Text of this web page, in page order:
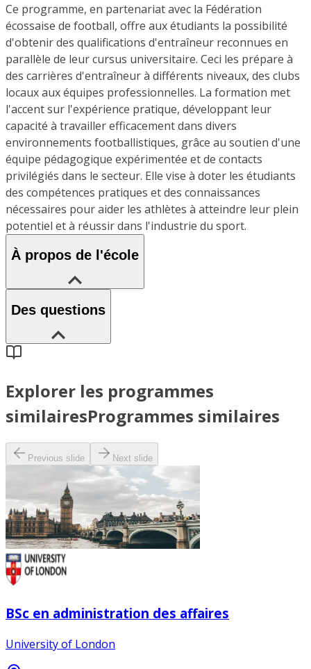
Ce programme, en partenariat avec la Fédération
écossaise de football, offre aux étudiants la possibilité
d'obtenir des qualifications d'entraîneur reconnues en
parallèle de leur cursus universitaire. Ceci les prépare à
des carrières d'entraîneur à différents niveaux, des clubs
locaux aux équipes professionnelles. La formation met
l'accent sur l'expérience pratique, développant leur
capacité à travailler efficacement dans divers
environnements footballistiques, grâce au soutien d'une
équipe pédagogique expérimentée et de contacts
privilégiés dans le secteur. Elle vise à doter les étudiants
des compétences pratiques et des connaissances
nécessaires pour aider les athlètes à atteindre leur plein
potentiel et à réussir dans l'industrie du sport.
À propos de l'école
Des questions
Explorer les programmes
similairesProgrammes similaires
Previous slide Next slide
BSc en administration des affaires
University of London